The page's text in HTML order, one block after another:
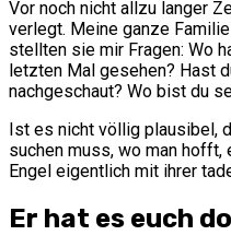
Vor noch nicht allzu langer
verlegt. Meine ganze
stellten sie mir Fragen: Wo
letzten Mal gesehen? Hast
nachgeschaut? Wo bist du
Ist es nicht völlig plausibel,
suchen muss, wo man
Engel eigentlich mit ihrer
Er hat es euch